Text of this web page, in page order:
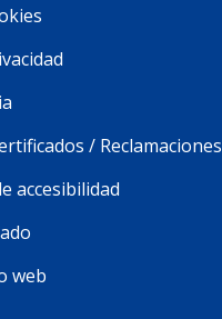
/ Reclamaciones
accesibilidad
web